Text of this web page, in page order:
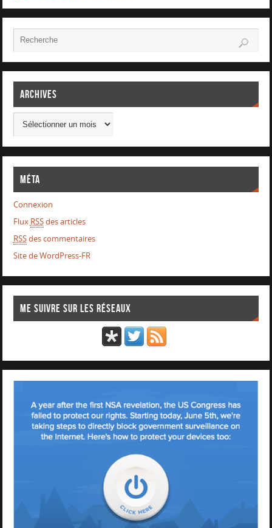
Archives
Méta
Connexion
Flux RSSdes articles
RSSdes commentaires
Site de WordPress-FR
Me suivre sur les réseaux